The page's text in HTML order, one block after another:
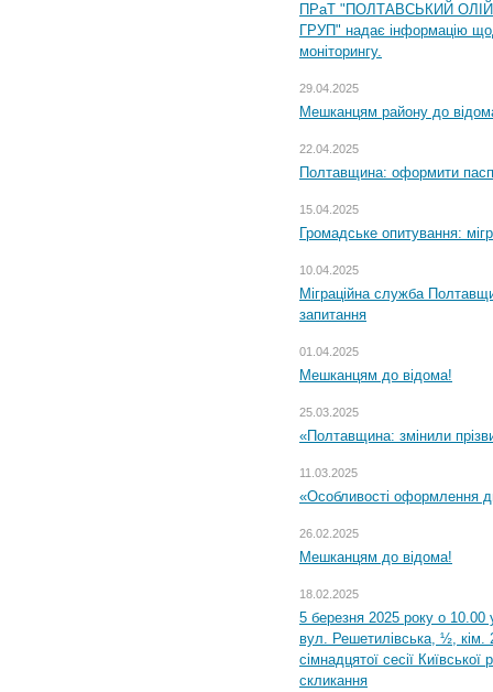
ПРаТ "ПОЛТАВСЬКИЙ
ГРУП" надає інформацію
моніторингу.
29.04.2025
Мешканцям району до
22.04.2025
Полтавщина: оформити
15.04.2025
Громадське опитування:
10.04.2025
Міграційна служба
запитання
01.04.2025
Мешканцям до відома!
25.03.2025
«Полтавщина: змінили
11.03.2025
«Особливості оформлення
26.02.2025
Мешканцям до відома!
18.02.2025
5 березня 2025 року о 10.00
вул. Решетилівська, ½, кім.
сімнадцятої сесії
скликання